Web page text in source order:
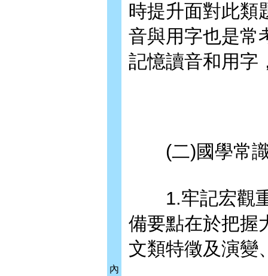
內
時提升面對此類
音與用字也是常
記憶讀音和用字
(二)國學常
1.牢記宏觀重
備要點在於把握
文類特徵及演變